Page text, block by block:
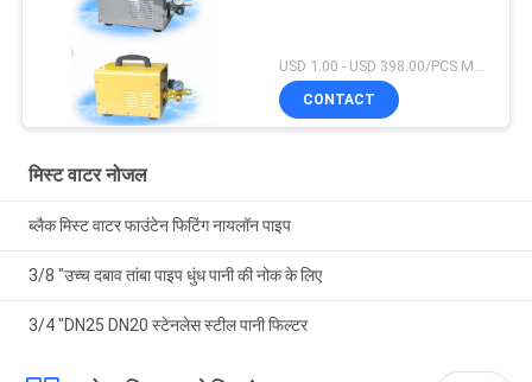
USD 1.00 - USD 398.00/PCS MOQ:1 टुकड़ा
CONTACT
मिस्ट वाटर नोजल
ब्लैक मिस्ट वाटर फाउंटेन फिटिंग नायलॉन पाइप
3/8 "उच्च दबाव तांबा पाइप धुंध पानी की नोक के लिए
3/4 "DN25 DN20 स्टेनलेस स्टील पानी फिल्टर